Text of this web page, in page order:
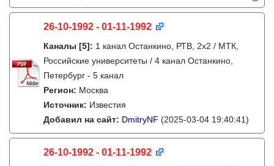
26-10-1992 - 01-11-1992
Каналы [5]: 1 канал Останкино, РТВ, 2х2 / МТК,
Российские университеты / 4 канал Останкино,
Петербург - 5 канал
Регион: Москва
Источник: Известия
Добавил на сайт: DmitryNF (2025-03-04 19:40:41)
26-10-1992 - 01-11-1992